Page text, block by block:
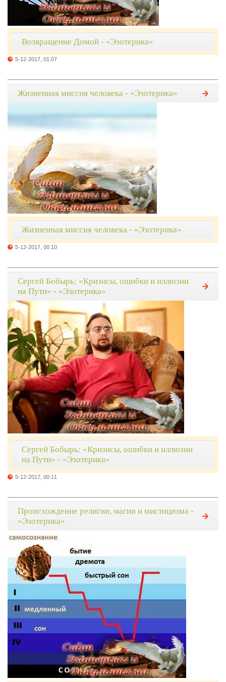
Возвращение Домой - «Эзотерика»
5-12-2017, 01:07
Жизненная миссия человека - «Эзотерика»
Жизненная миссия человека - «Эзотерика»
5-12-2017, 00:10
Сергей Бобырь: «Кризисы, ошибки и иллюзии
на Пути» - «Эзотерика»
Сергей Бобырь: «Кризисы, ошибки и иллюзии
на Пути» - «Эзотерика»
5-12-2017, 00:11
Происхождение религии, магии и мистицизма -
«Эзотерика»